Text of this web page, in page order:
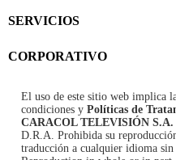
SERVICIOS
CORPORATIVO
El uso de este sitio web implica
condiciones y Políticas de
CARACOL TELEVISIÓN S.A.
D.R.A. Prohibida su
traducción a cualquier idioma